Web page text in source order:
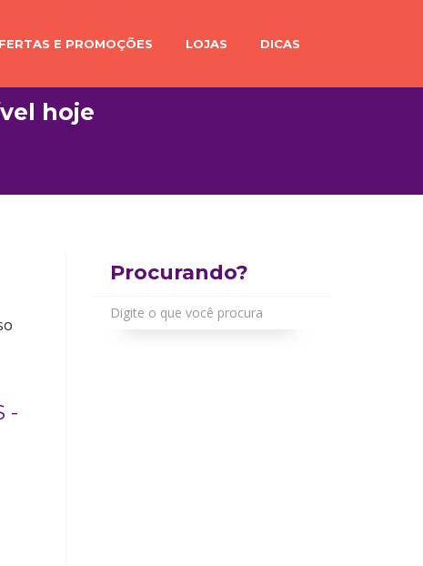
E PROMOÇÕES LOJAS DICAS
hoje
-
Procurando?